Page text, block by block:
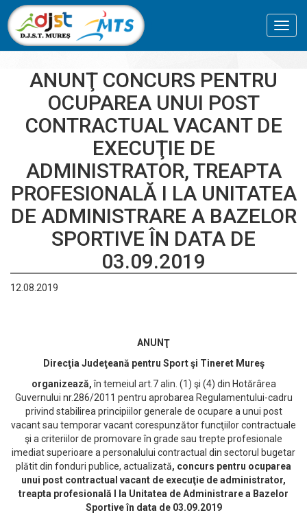
ANUNŢ CONCURS PENTRU
OCUPAREA UNUI POST
CONTRACTUAL VACANT DE
EXECUŢIE DE
ADMINISTRATOR, TREAPTA
PROFESIONALĂ I LA UNITATEA
DE ADMINISTRARE A BAZELOR
SPORTIVE ÎN DATA DE
03.09.2019
12.08.2019
ANUNŢ
Direcţia Judeţeană pentru Sport şi Tineret Mureş
organizează,în temeiul art.7 alin. (1) şi (4) din Hotărârea
Guvernului nr.286/2011 pentru aprobarea Regulamentului-cadru
privind stabilirea principiilor generale de ocupare a unui post
vacant sau temporar vacant corespunzător funcţiilor contractuale
şi a criteriilor de promovare în grade sau trepte profesionale
imediat superioare a personalului contractual din sectorul bugetar
plătit din fonduri publice, actualizată, concurs pentru ocuparea
unui post contractual vacant de execuţie de administrator,
treapta profesională I la Unitatea de Administrare a Bazelor
Sportive în data de 03.09.2019